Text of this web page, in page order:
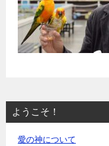
ようこそ！
愛の神について